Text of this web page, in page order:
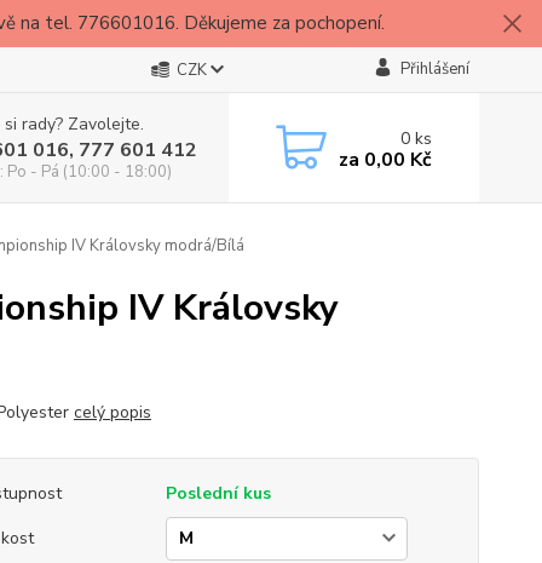
na tel. 776601016. Děkujeme za pochopení.
CZK Přihlášení
rady? Zavolejte.
016, 777 601 412
Po - Pá (10:00 - 18:00)
0ks
za 0,00 Kč
IV Královsky modrá/Bílá
IV Královsky
celý popis
Poslední kus